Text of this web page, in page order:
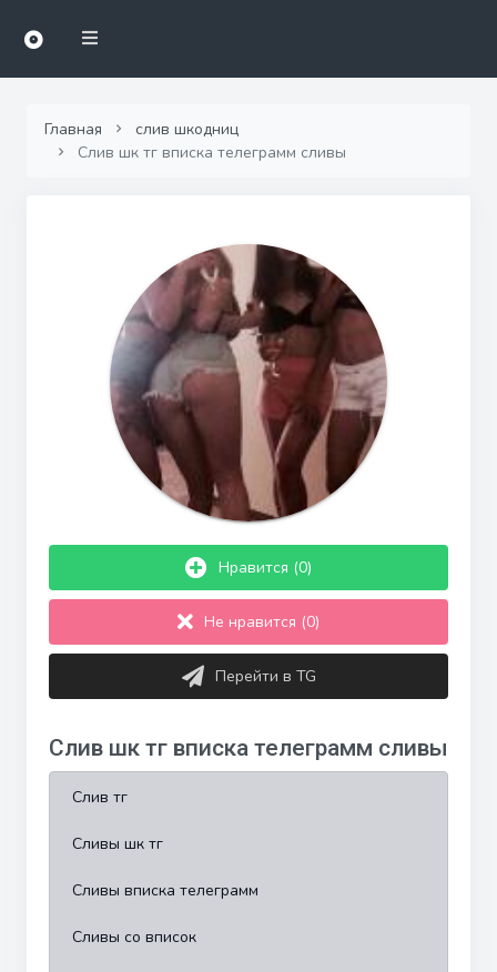
Главная
слив шкодниц
Слив шк тг вписка телеграмм сливы
Нравится (0)
Не нравится (0)
Перейти в TG
Слив шк тг вписка телеграмм сливы
Слив тг
Сливы шк тг
Сливы вписка телеграмм
Сливы со вписок